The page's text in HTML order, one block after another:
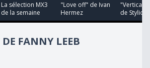
La sélection MX3
de la semaine
"Love off" de Ivan
Hermez
"Vertical
de
FANNY LEEB